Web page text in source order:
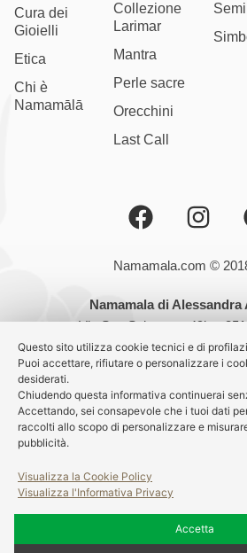
Cura dei
Gioielli
Etica
Chi è
Namamālā
Collezione
Larimar
Mantra
Perle sacre
Orecchini
Last Call
Semi
Namamala.com ©
Namamala di Alessandra
Via San Salvatore, 49b –
Partita IVA:
Nessuna parte dei testi può essere
scritta. Tutte le fotografie sono
Questo sito utilizza cookie tecnici e di
Puoi accettare, rifiutare o personalizzare i
desiderati.
Chiudendo questa informativa continuerai
Accettando, sei consapevole che i tuoi dati
raccolti allo scopo di personalizzare e
pubblicità.
Visualizza la Cookie Policy
Visualizza l'Informativa Privacy
Accetta